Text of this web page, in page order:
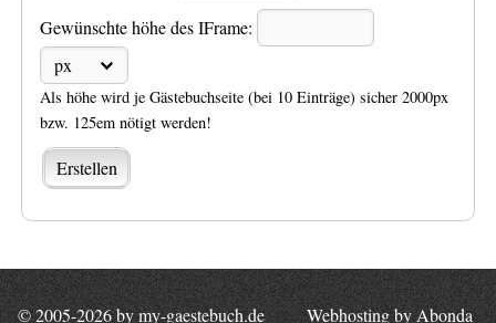
Gewünschte höhe des IFrame:
Als höhe wird je Gästebuchseite (bei 10 Einträge) sicher 2000px
bzw. 125em nötigt werden!
© 2005-2026 bymy-gaestebuch.de WebhostingbyAbonda